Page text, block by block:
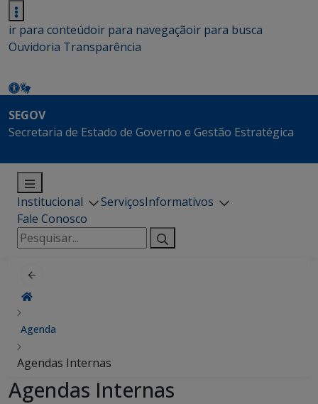
ir para conteúdoir para navegaçãoir para busca
Ouvidoria Transparência
SEGOV
Secretaria de Estado de Governo e Gestão Estratégica
Institucional ServiçosInformativos
Fale Conosco
Pesquisar
por:
Agenda
Agendas Internas
Agendas Internas